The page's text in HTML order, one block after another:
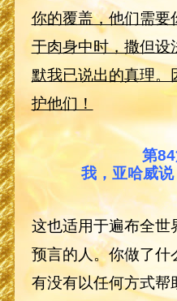
你的覆盖，他们需
于肉身中时，撒但
默我已说出的真理。
护他们！
第
我，亚哈威
这也适用于遍布全
预言的人。你做了
有没有以任何方式